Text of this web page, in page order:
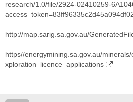
research/1.0/file/2924-02410259-
http://map.sarig.sa.gov.au/
https//energymining.sa.gov.au/
xploration_licence_applications